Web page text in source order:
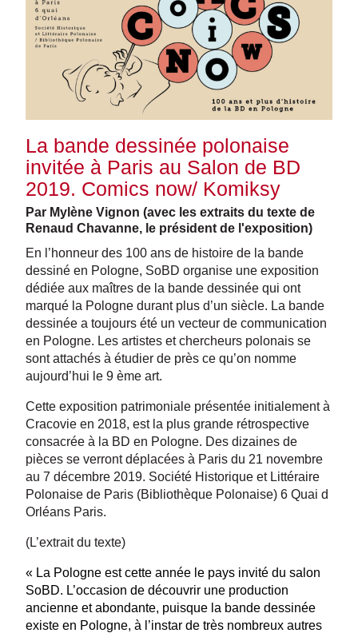
La bande dessinée polonaise
invitée à Paris au Salon de BD
2019. Comics now/ Komiksy
Par Mylène Vignon (avec les extraits du texte de
Renaud Chavanne, le président de l'exposition)
En l’honneur des 100 ans de histoire de la bande
dessiné en Pologne, SoBD organise une exposition
dédiée aux maîtres de la bande dessinée qui ont
marqué la Pologne durant plus d’un siècle. La bande
dessinée a toujours été un vecteur de communication
en Pologne. Les artistes et chercheurs polonais se
sont attachés à étudier de près ce qu’on nomme
aujourd’hui le 9 ème art.
Cette exposition patrimoniale présentée initialement à
Cracovie en 2018, est la plus grande rétrospective
consacrée à la BD en Pologne. Des dizaines de
pièces se verront déplacées à Paris du 21 novembre
au 7 décembre 2019. Société Historique et Littéraire
Polonaise de Paris (Bibliothèque Polonaise) 6 Quai d
Orléans Paris.
(L’extrait du texte)
« La Pologne est cette année le pays invité du salon
SoBD. L’occasion de découvrir une production
ancienne et abondante, puisque la bande dessinée
existe en Pologne, à l’instar de très nombreux autres